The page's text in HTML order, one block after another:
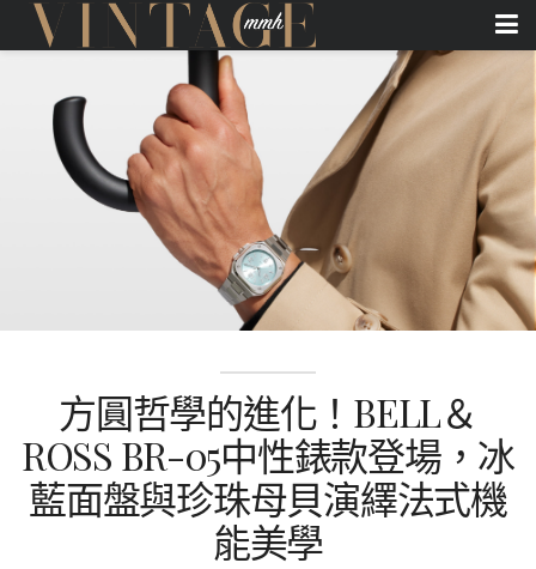
方圓哲學的進化！BELL＆
ROSS BR-05中性錶款登場，冰
藍面盤與珍珠母貝演繹法式機
能美學